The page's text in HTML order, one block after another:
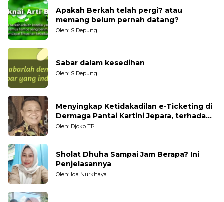
Apakah Berkah telah pergi? atau
memang belum pernah datang?
Oleh: S Depung
Sabar dalam kesedihan
Oleh: S Depung
Menyingkap Ketidakadilan e-Ticketing di
Dermaga Pantai Kartini Jepara, terhadap
Nelayan Tradisional
Oleh: Djoko TP
Sholat Dhuha Sampai Jam Berapa? Ini
Penjelasannya
Oleh: Ida Nurkhaya